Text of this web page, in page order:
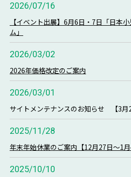
2026/07/16
【イベント出展】6月6日・7日「日本
ム」
2026/03/02
2026年価格改定のご案内
2026/03/01
サイトメンテナンスのお知らせ 【3月
2025/11/28
年末年始休業のご案内【12月27日～1月
2025/10/10